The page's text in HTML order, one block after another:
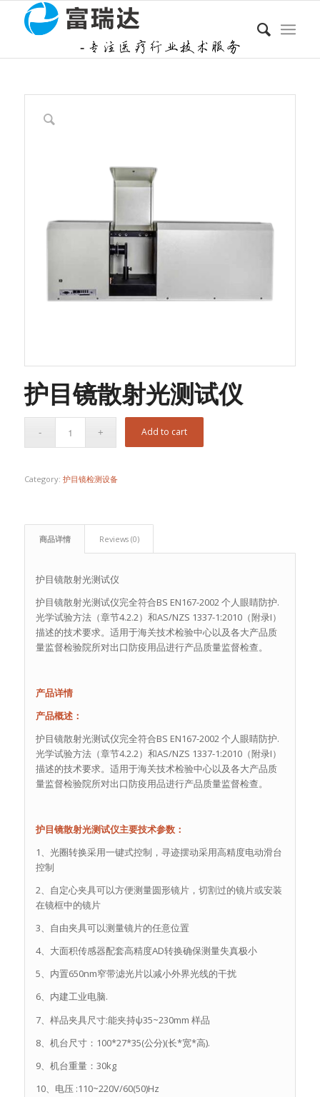
护目镜散射光测试仪
Add to cart
Category: 护目镜检测设备
商品详情 Reviews (0)
护目镜散射光测试仪
护目镜散射光测试仪完全符合BS EN167-2002 个人眼睛防护.
光学试验方法（章节4.2.2）和AS/NZS 1337-1:2010（附录I）
描述的技术要求。适用于海关技术检验中心以及各大产品质
量监督检验院所对出口防疫用品进行产品质量监督检查。
产品详情
产品概述：
护目镜散射光测试仪完全符合BS EN167-2002 个人眼睛防护.
光学试验方法（章节4.2.2）和AS/NZS 1337-1:2010（附录I）
描述的技术要求。适用于海关技术检验中心以及各大产品质
量监督检验院所对出口防疫用品进行产品质量监督检查。
护目镜散射光测试仪主要技术参数：
1、光圈转换采用一键式控制，寻迹摆动采用高精度电动滑台
控制
2、自定心夹具可以方便测量圆形镜片，切割过的镜片或安装
在镜框中的镜片
3、自由夹具可以测量镜片的任意位置
4、大面积传感器配套高精度AD转换确保测量失真极小
5、内置650nm窄带滤光片以减小外界光线的干扰
6、内建工业电脑.
7、样品夹具尺寸:能夹持ψ35~230mm 样品
8、机台尺寸：100*27*35(公分)(长*宽*高).
9、机台重量：30kg
10、电压 :110~220V/60(50)Hz